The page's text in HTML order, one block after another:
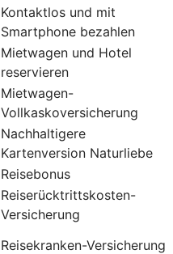
Kontaktlos und mit
Smartphone bezahlen
Mietwagen und Hotel
reservieren
Mietwagen-
Vollkaskoversicherung
Nachhaltigere
Kartenversion Naturliebe
Reisebonus
Reiserücktrittskosten-
Versicherung
Reisekranken-Versicherung